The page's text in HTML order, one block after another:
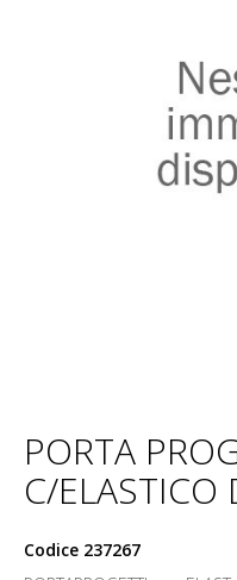
PORTA
C/ELASTICO
Codice 237267